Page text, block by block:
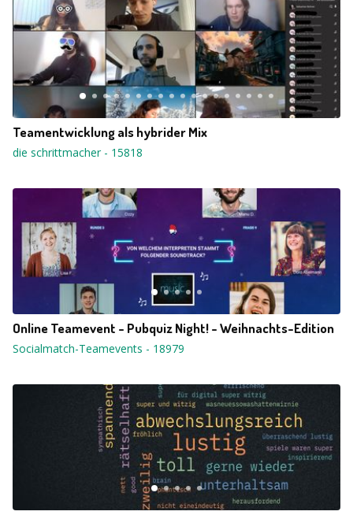
Teamentwicklung als hybrider Mix
die schrittmacher - 15818
Online Teamevent - Pubquiz Night! - Weihnachts-Edition
Socialmatch-Teamevents - 18979